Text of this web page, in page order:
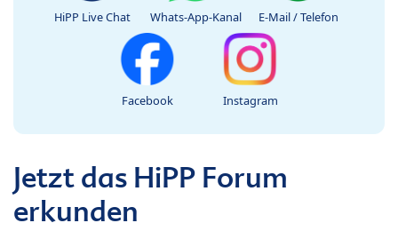
HiPP Live Chat Whats-App-Kanal E-Mail / Telefon
Facebook Instagram
Jetzt das HiPP Forum
erkunden